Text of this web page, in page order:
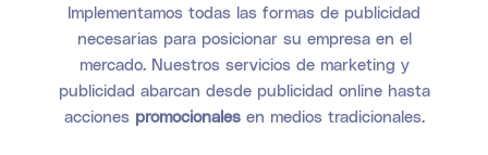
Implementamos todas las formas de publicidad
necesarias para posicionar su empresa en el
mercado. Nuestros servicios de marketing y
publicidad abarcan desde publicidad online hasta
acciones promocionales en medios tradicionales.